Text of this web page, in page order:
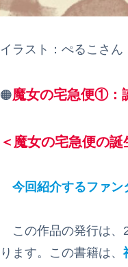
イラスト：ぺるこさん
🟠魔女の宅急便①：
＜魔女の宅急便の誕
今回紹介するファン
この作品の発行は、
ります。この書籍は、